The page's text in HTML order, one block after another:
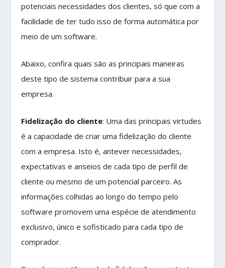
potenciais necessidades dos clientes, só que com a
facilidade de ter tudo isso de forma automática por
meio de um software.
Abaixo, confira quais são as principais maneiras
deste tipo de sistema contribuir para a sua
empresa.
Fidelização do cliente: Uma das principais virtudes
é a capacidade de criar uma fidelização do cliente
com a empresa. Isto é, antever necessidades,
expectativas e anseios de cada tipo de perfil de
cliente ou mesmo de um potencial parceiro. As
informações colhidas ao longo do tempo pelo
software promovem uma espécie de atendimento
exclusivo, único e sofisticado para cada tipo de
comprador.